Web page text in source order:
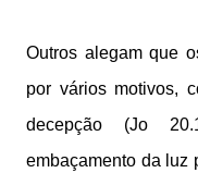
Outros alegam que
por vários motivos,
decepção (Jo
embaçamento da luz